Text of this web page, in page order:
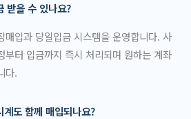
받을 수 있나요?
매입과 당일입금 시스템을 운영합니다. 사
부터 입금까지 즉시 처리되며 원하는 계좌
다.
도 함께 매입되나요?